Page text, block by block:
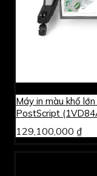
Máy in màu khổ
PostScript
129,100,000 ₫